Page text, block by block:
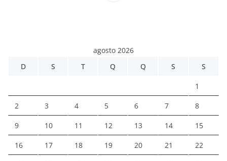
agosto 2026
D
S T Q Q S S
1
2 3 4 5 6 7 8
9 10 11 12 13 14 15
16 17 18 19 20 21 22